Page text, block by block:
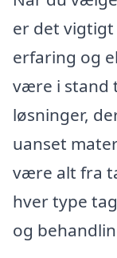
er det
erfaring og
være i stand
løsninger,
uanset
være alt fra
hver type
og